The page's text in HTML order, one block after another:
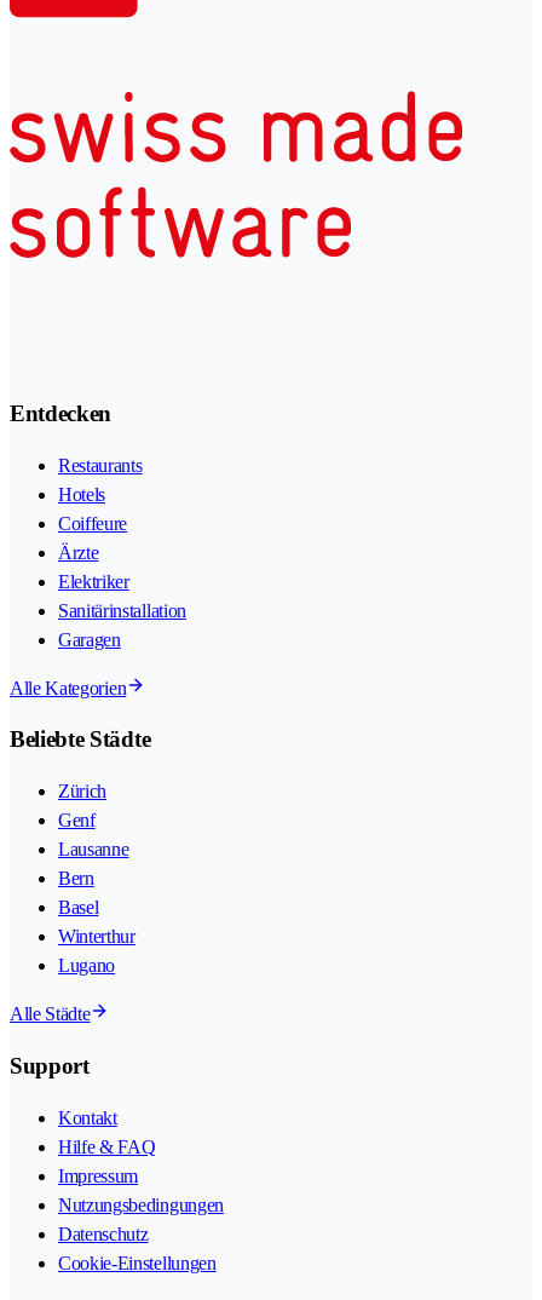
Entdecken
Restaurants
Hotels
Coiffeure
Ärzte
Elektriker
Sanitärinstallation
Garagen
Alle Kategorien
Beliebte Städte
Zürich
Genf
Lausanne
Bern
Basel
Winterthur
Lugano
Alle Städte
Support
Kontakt
Hilfe & FAQ
Impressum
Nutzungsbedingungen
Datenschutz
Cookie-Einstellungen